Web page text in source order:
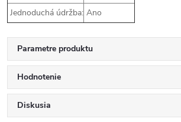
Jednoduchá údržba: Ano
Parametre produktu
Hodnotenie
Diskusia